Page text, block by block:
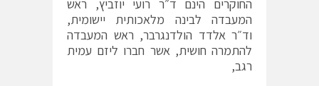
החוקרים הינם ד״ר רועי יוזביץ, ראש
המעבדה לבינה מלאכותית יישומית,
וד״ר אלדד הולדנגרבר, ראש המעבדה
להתמרה חושית, אשר חברו ליזם עמית
רגב,